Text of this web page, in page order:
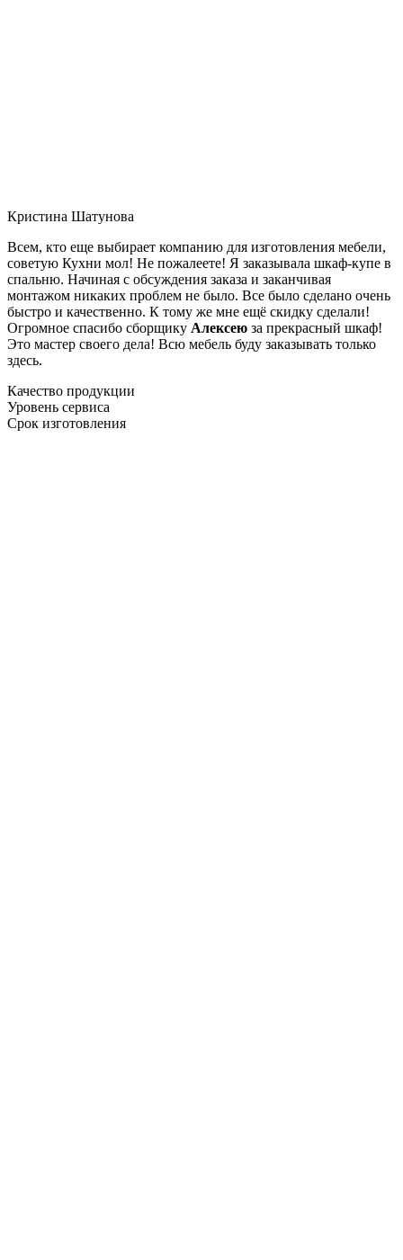
Кристина Шатунова
Всем, кто еще выбирает компанию для изготовления мебели,
советую Кухни мол! Не пожалеете! Я заказывала шкаф-купе в
спальню. Начиная с обсуждения заказа и заканчивая
монтажом никаких проблем не было. Все было сделано очень
быстро и качественно. К тому же мне ещё скидку сделали!
Огромное спасибо сборщику Алексею за прекрасный шкаф!
Это мастер своего дела! Всю мебель буду заказывать только
здесь.
Качество продукции
Уровень сервиса
Срок изготовления